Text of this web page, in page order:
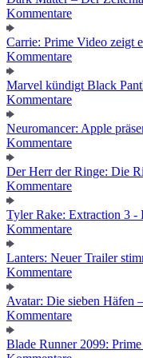
Kommentare
Carrie: Prime Video zeigt
Kommentare
Marvel kündigt Black
Kommentare
Neuromancer: Apple
Kommentare
Der Herr der Ringe: Die
Kommentare
Tyler Rake: Extraction 3 -
Kommentare
Lanters: Neuer Trailer
Kommentare
Avatar: Die sieben Häfen
Kommentare
Blade Runner 2099: